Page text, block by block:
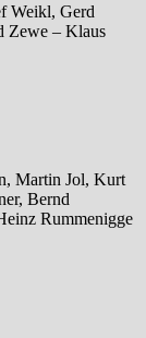
Weikl, Gerd
Zewe – Klaus
Martin Jol, Kurt
Bernd
Rummenigge